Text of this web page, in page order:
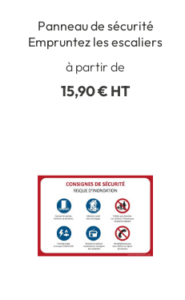
Panneau de sécurité
Empruntez les escaliers
à partir de
15,90 € HT